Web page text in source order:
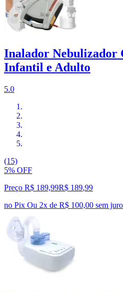
Inalador Nebulizador
Infantil e Adulto
5.0
(15)
5% OFF
Preço R$ 189,99R$ 189,99
no Pix Ou 2x de R$ 100,00 sem